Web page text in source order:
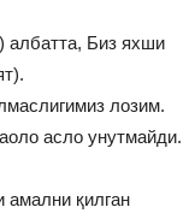
албатта, Биз яхши
лозим.
асло унутмайди.
амални қилган